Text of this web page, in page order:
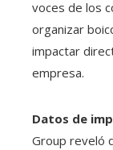
voces de los
organizar
impactar
empresa.
Datos de
Group reveló